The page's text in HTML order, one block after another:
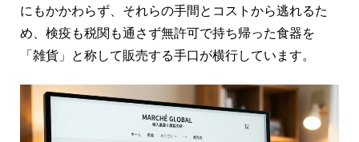
にもかかわらず、それらの手間とコストから逃れるた
め、検疫も税関も通さず無許可で持ち帰った食器を
「雑貨」と称して販売する手口が横行しています。